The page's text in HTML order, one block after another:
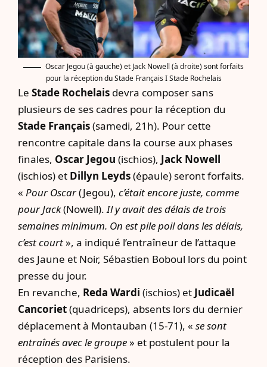
Oscar Jegou (à gauche) et Jack Nowell (à droite) sont forfaits
pour la réception du Stade Français I Stade Rochelais
Le Stade Rochelais devra composer sans
plusieurs de ses cadres pour la réception du
Stade Français(samedi, 21h). Pour cette
rencontre capitale dans la course aux phases
finales, Oscar Jegou (ischios), Jack Nowell
(ischios) et Dillyn Leyds(épaule) seront forfaits.
« Pour Oscar(Jegou), c’était encore juste, comme
pour Jack(Nowell).Il y avait des délais de trois
semaines minimum. On est pile poil dans les délais,
c’est court», a indiqué l’entraîneur de l’attaque
des Jaune et Noir, Sébastien Boboul lors du point
presse du jour.
En revanche, Reda Wardi (ischios) et Judicaël
Cancoriet(quadriceps), absents lors du dernier
déplacement à Montauban (15-71), « se sont
entraînés avec le groupe» et postulent pour la
réception des Parisiens.